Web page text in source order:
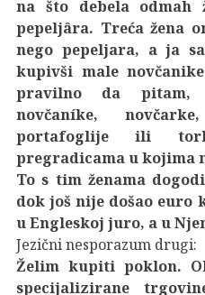
na što debela
pepeljâra. Treća žena
nego pepeljara, a ja
kupivši male
pravilno da pitam,
novčaníke,
portafoglije ili
pregradicama u kojima
To s tim ženama
dok još nije došao euro
u Engleskoj juro, a u
Jezični nesporazum drugi:
Želim kupiti poklon.
specijalizirane